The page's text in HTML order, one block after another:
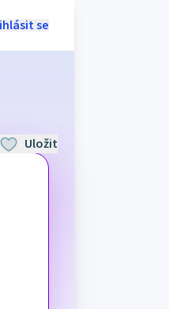
se
Uložit